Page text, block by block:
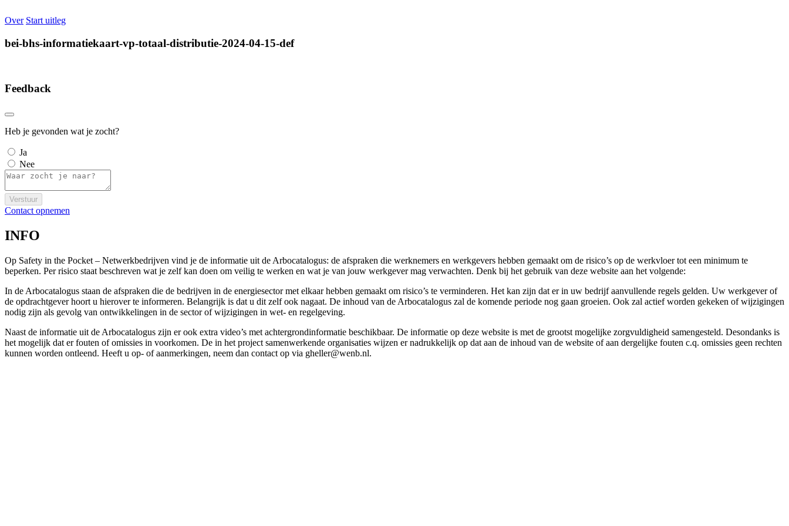
Over Start uitleg
bei-bhs-informatiekaart-vp-totaal-distributie-2024-04-15-def
Feedback
Heb je gevonden wat je zocht?
Ja
Nee
Verstuur
Contact opnemen
INFO
Op Safety in the Pocket – Netwerkbedrijven vind je de informatie uit de Arbocatalogus: de afspraken die werknemers en werkgevers hebben gemaakt om de risico’s op de werkvloer tot een minimum te
beperken. Per risico staat beschreven wat je zelf kan doen om veilig te werken en wat je van jouw werkgever mag verwachten. Denk bij het gebruik van deze website aan het volgende:
In de Arbocatalogus staan de afspraken die de bedrijven in de energiesector met elkaar hebben gemaakt om risico’s te verminderen. Het kan zijn dat er in uw bedrijf aanvullende regels gelden. Uw werkgever of
de opdrachtgever hoort u hierover te informeren. Belangrijk is dat u dit zelf ook nagaat. De inhoud van de Arbocatalogus zal de komende periode nog gaan groeien. Ook zal actief worden gekeken of wijzigingen
nodig zijn als gevolg van ontwikkelingen in de sector of wijzigingen in wet- en regelgeving.
Naast de informatie uit de Arbocatalogus zijn er ook extra video’s met achtergrondinformatie beschikbaar. De informatie op deze website is met de grootst mogelijke zorgvuldigheid samengesteld. Desondanks is
het mogelijk dat er fouten of omissies in voorkomen. De in het project samenwerkende organisaties wijzen er nadrukkelijk op dat aan de inhoud van de website of aan dergelijke fouten c.q. omissies geen rechten
kunnen worden ontleend. Heeft u op- of aanmerkingen, neem dan contact op via gheller@wenb.nl.